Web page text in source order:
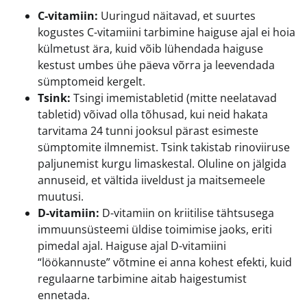
C-vitamiin: Uuringud näitavad, et suurtes
kogustes C-vitamiini tarbimine haiguse ajal ei hoia
külmetust ära, kuid võib lühendada haiguse
kestust umbes ühe päeva võrra ja leevendada
sümptomeid kergelt.
Tsink: Tsingi imemistabletid (mitte neelatavad
tabletid) võivad olla tõhusad, kui neid hakata
tarvitama 24 tunni jooksul pärast esimeste
sümptomite ilmnemist. Tsink takistab rinoviiruse
paljunemist kurgu limaskestal. Oluline on jälgida
annuseid, et vältida iiveldust ja maitsemeele
muutusi.
D-vitamiin: D-vitamiin on kriitilise tähtsusega
immuunsüsteemi üldise toimimise jaoks, eriti
pimedal ajal. Haiguse ajal D-vitamiini
“löökannuste” võtmine ei anna kohest efekti, kuid
regulaarne tarbimine aitab haigestumist
ennetada.